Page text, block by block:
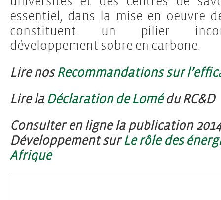
essentiel, dans la mise en oeuvre
constituent un pilier
développement sobre en carbone.
Lire nosRecommandations sur
Lire la Déclaration de Lomédu RC&D
Consulter en ligne la publication
Développement surLe rôle des
Afrique